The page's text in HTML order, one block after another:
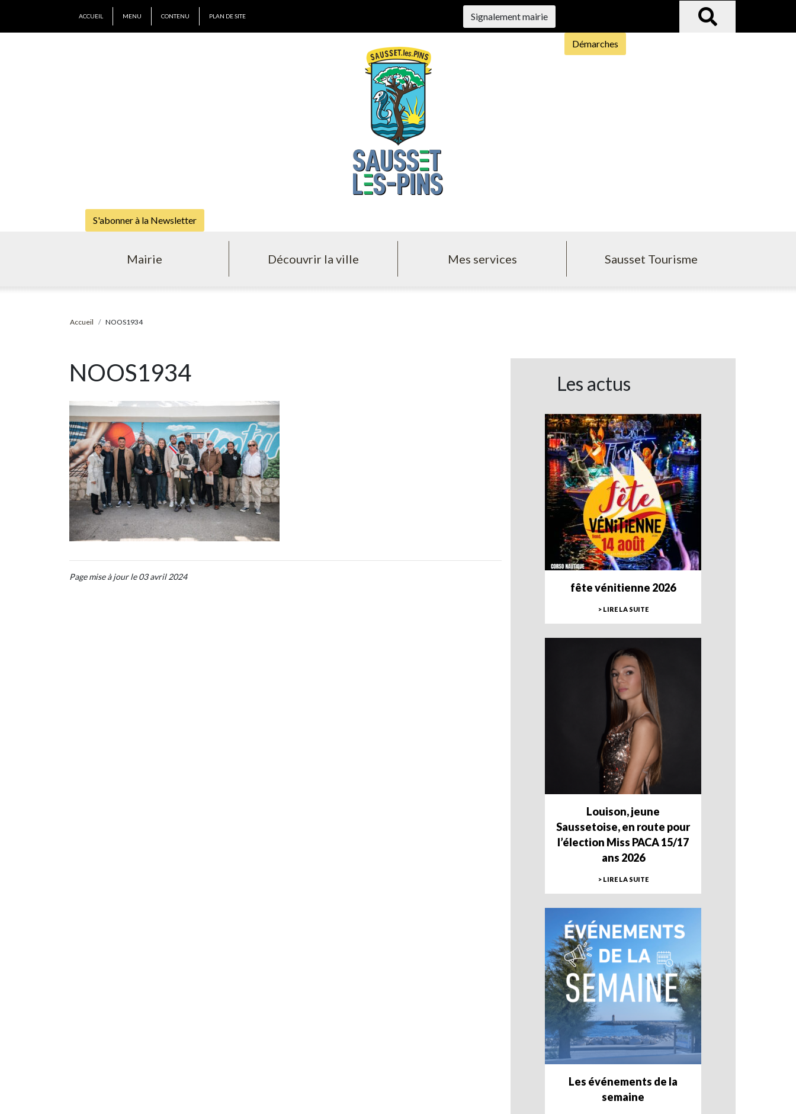
ACCUEIL MENU CONTENU PLAN DE SITE Signalement mairie
Démarches
S'abonner à la Newsletter
Mairie Découvrir la ville Mes services Sausset Tourisme
Accueil NOOS1934
NOOS1934
Page mise à jour le 03 avril 2024
Les actus
fête vénitienne 2026
> LIRE LA SUITE
Louison, jeune
Saussetoise, en route pour
l’élection Miss PACA 15/17
ans 2026
> LIRE LA SUITE
Les événements de la
semaine